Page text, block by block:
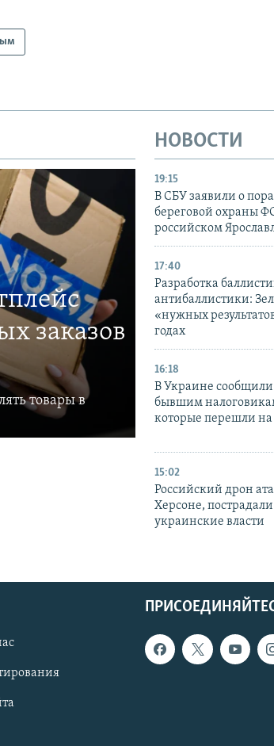
заказов
товары в
НОВОСТИ
19:15
В СБУ заявили о
береговой охраны
российском
17:40
Разработка
антибаллистики:
«нужных
годах
16:18
В Украине
бывшим
которые перешли на
15:02
Российский дрон
Херсоне, пострадали
украинские власти